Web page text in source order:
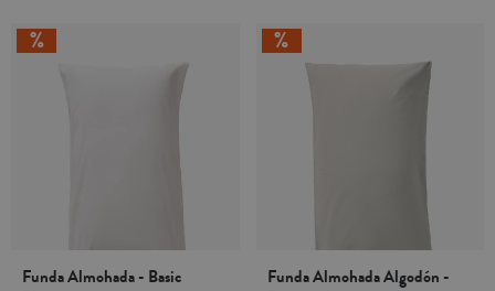
Funda Almohada - Basic
Funda Almohada Algodón -